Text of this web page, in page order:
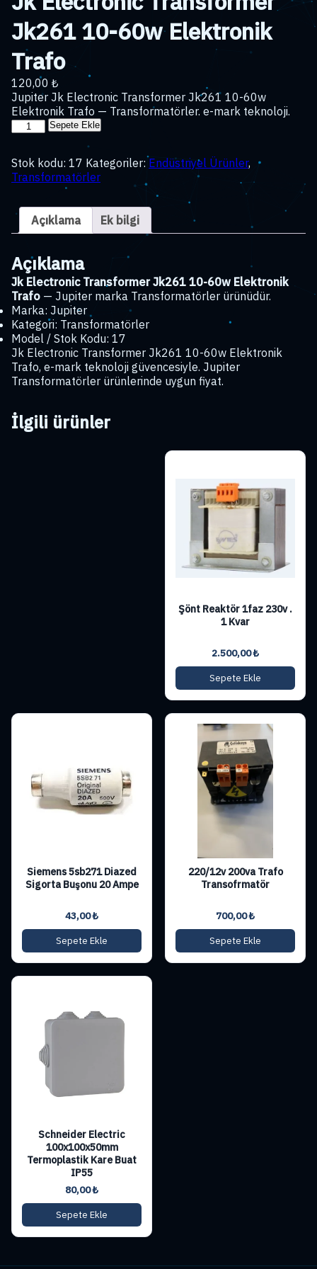
Jk261 10-60w Elektronik
Trafo
120,00 ₺
Jupiter Jk Electronic Transformer Jk261 10-60w
Elektronik Trafo — Transformatörler. e-mark teknoloji.
Jk
Jk261
10-
Elektronik
Trafo
adet
Sepete Ekle
Stok kodu: 17 Kategoriler: Endüstriyel Ürünler,
Transformatörler
Açıklama Ek bilgi
Açıklama
Jk Electronic Transformer Jk261 10-60w Elektronik
Trafo — Jupiter marka Transformatörler ürünüdür.
Marka: Jupiter
Kategori: Transformatörler
Model / Stok Kodu: 17
Jk Electronic Transformer Jk261 10-60w Elektronik
Trafo, e-mark teknoloji güvencesiyle. Jupiter
Transformatörler ürünlerinde uygun fiyat.
İlgili ürünler
Şönt Reaktör 1faz 230v .
1 Kvar
2.500,00₺
Sepete Ekle
Siemens 5sb271 Diazed
Sigorta Buşonu 20 Ampe
43,00₺
Sepete Ekle
220/12v 200va Trafo
Transofrmatör
700,00₺
Sepete Ekle
Schneider Electric
100x100x50mm
Termoplastik Kare Buat
IP55
80,00₺
Sepete Ekle